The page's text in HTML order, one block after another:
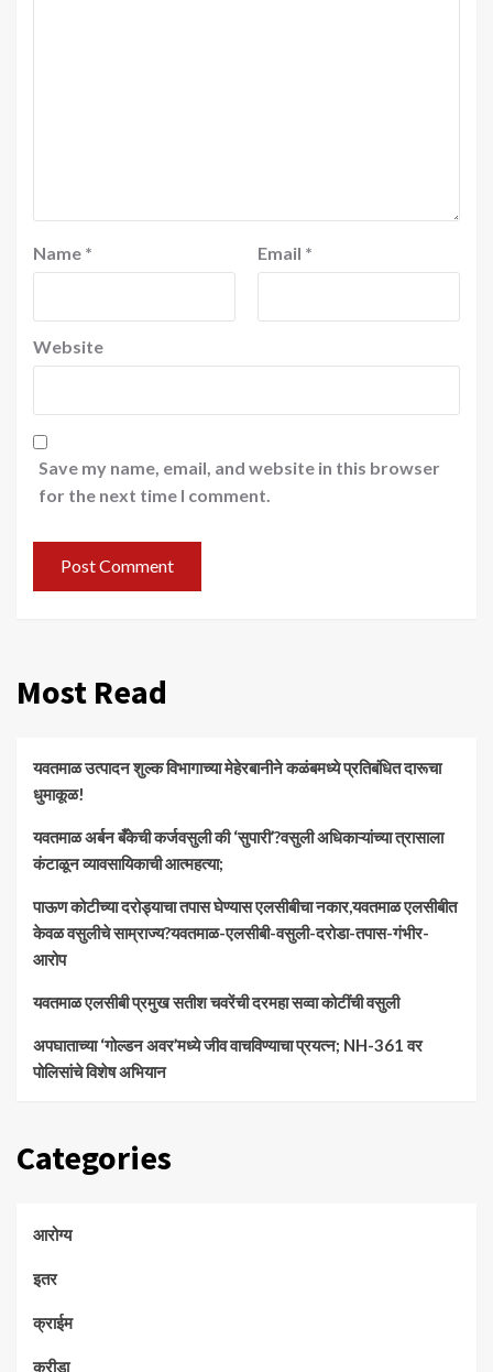
Name * Email *
Website
Save my name, email, and website in this browser
for the next time I comment.
Most Read
यवतमाळ उत्पादन शुल्क विभागाच्या मेहेरबानीने कळंबमध्ये प्रतिबंधित दारूचा
धुमाकूळ!
​यवतमाळ अर्बन बँकेची कर्जवसुली की ‘सुपारी’?वसुली अधिकाऱ्यांच्या त्रासाला
कंटाळून व्यावसायिकाची आत्महत्या;
पाऊण कोटीच्या दरोड्याचा तपास घेण्यास एलसीबीचा नकार,यवतमाळ एलसीबीत
केवळ वसुलीचे साम्राज्य?यवतमाळ-एलसीबी-वसुली-दरोडा-तपास-गंभीर-
आरोप
यवतमाळ एलसीबी प्रमुख सतीश चवरेंची दरमहा सव्वा कोटींची वसुली
अपघाताच्या ‘गोल्डन अवर’मध्ये जीव वाचविण्याचा प्रयत्न; NH-361 वर
पोलिसांचे विशेष अभियान
Categories
आरोग्य
इतर
क्राईम
क्रीडा